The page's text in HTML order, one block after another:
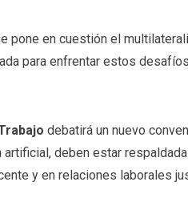
pone en cuestión el
para enfrentar estos
debatirá un nuevo
deben estar
y en relaciones laborales